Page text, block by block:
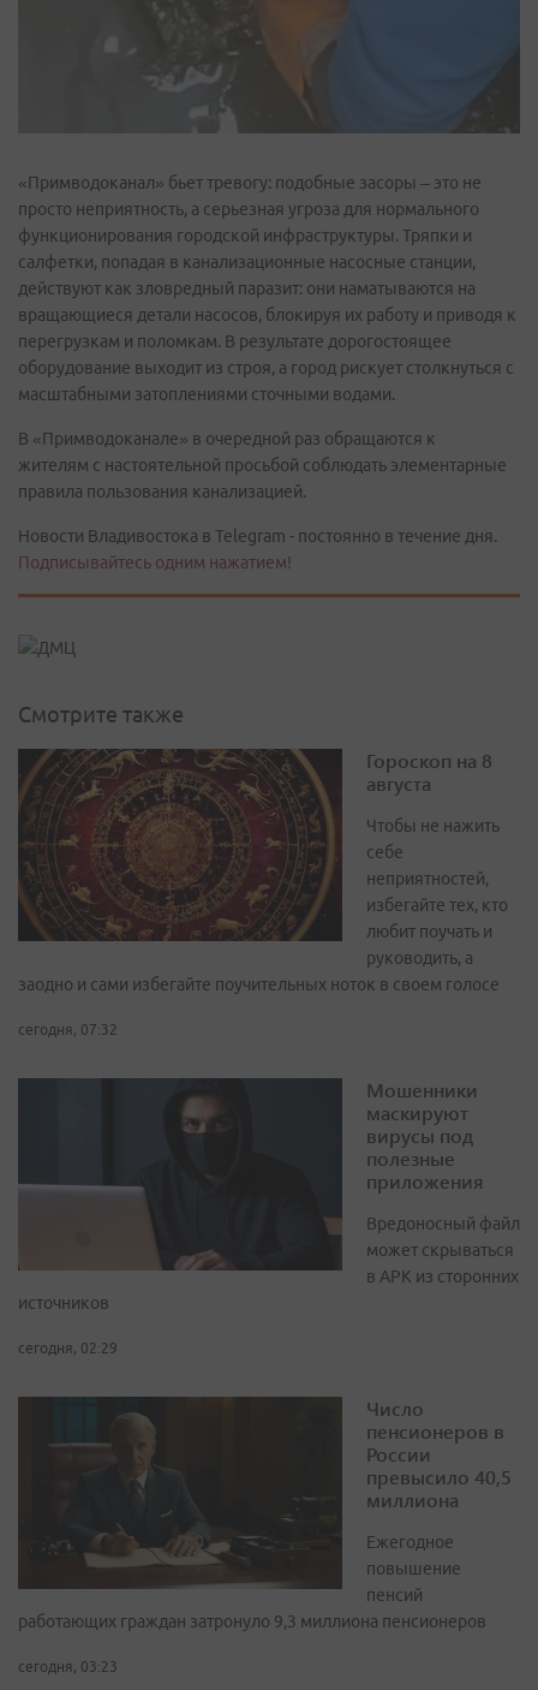
«Примводоканал» бьет тревогу: подобные засоры – это не
просто неприятность, а серьезная угроза для нормального
функционирования городской инфраструктуры. Тряпки и
салфетки, попадая в канализационные насосные станции,
действуют как зловредный паразит: они наматываются на
вращающиеся детали насосов, блокируя их работу и приводя к
перегрузкам и поломкам. В результате дорогостоящее
оборудование выходит из строя, а город рискует столкнуться с
масштабными затоплениями сточными водами.
В «Примводоканале» в очередной раз обращаются к
жителям с настоятельной просьбой соблюдать элементарные
правила пользования канализацией.
Новости Владивостока в Telegram - постоянно в течение дня.
Подписывайтесь одним нажатием!
Смотрите также
Гороскоп на 8
августа
Чтобы не нажить
себе
неприятностей,
избегайте тех, кто
любит поучать и
руководить, а
заодно и сами избегайте поучительных ноток в своем голосе
сегодня, 07:32
Мошенники
маскируют
вирусы под
полезные
приложения
Вредоносный файл
может скрываться
в APK из сторонних
источников
сегодня, 02:29
Число
пенсионеров в
России
превысило 40,5
миллиона
Ежегодное
повышение
пенсий
работающих граждан затронуло 9,3 миллиона пенсионеров
сегодня, 03:23